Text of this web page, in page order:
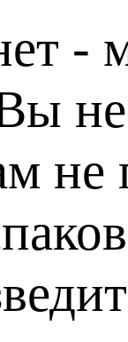
-
не
не